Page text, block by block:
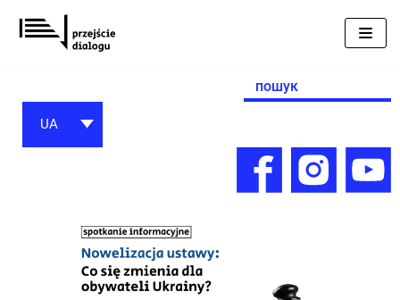
Перейти
до
Search
for:
UA